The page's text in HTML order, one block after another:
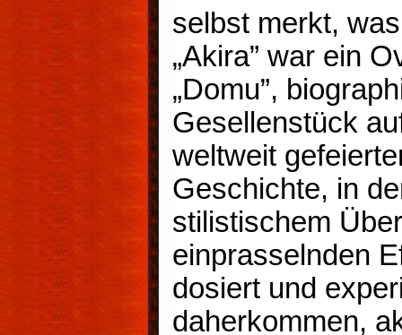
selbst merkt,
„Akira” war ein
„Domu”,
Gesellenstück
weltweit
Geschichte, in
stilistischem
einprasselnden
dosiert und
daherkommen,